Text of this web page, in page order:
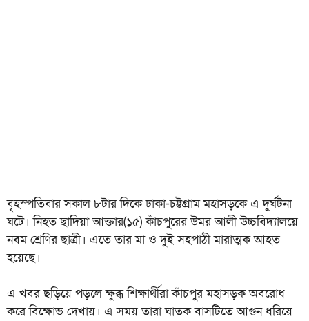
বৃহস্পতিবার সকাল ৮টার দিকে ঢাকা-চট্টগ্রাম মহাসড়কে এ দুর্ঘটনা
ঘটে। নিহত ছাদিয়া আক্তার(১৫) কাঁচপুরের উমর আলী উচ্চবিদ্যালয়ে
নবম শ্রেণির ছাত্রী। এতে তার মা ও দুই সহপাঠী মারাত্মক আহত
হয়েছে।
এ খবর ছড়িয়ে পড়লে ক্ষুব্ধ শিক্ষার্থীরা কাঁচপুর মহাসড়ক অবরোধ
করে বিক্ষোভ দেখায়। এ সময় তারা ঘাতক বাসটিতে আগুন ধরিয়ে